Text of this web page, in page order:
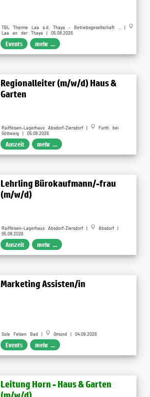
TBL Therme Laa a.d. Thaya - Betriebsgesellschaft ... |
Laa an der Thaya | 05.08.2026
Events mehr ...
Regionalleiter (m/w/d) Haus &
Garten
Raiffeisen-Lagerhaus Absdorf-Ziersdorf |
Furth bei
Göttweig | 05.08.2026
Auszeit mehr ...
Lehrling Bürokaufmann/-frau
(m/w/d)
Raiffeisen-Lagerhaus Absdorf-Ziersdorf |
Absdorf |
05.08.2026
Auszeit mehr ...
Marketing Assisten/in
Sole Felsen Bad | Gmünd | 04.08.2026
Events mehr ...
Leitung Horn - Haus & Garten